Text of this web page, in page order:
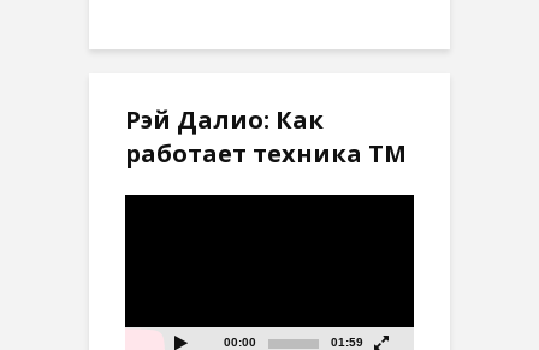
Рэй Далио: Как
работает техника ТМ
00:00 01:59